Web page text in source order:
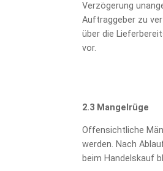
Verzögerung
Auftraggeber zu
über die
vor.
2.3 Mangelrüge
Offensichtliche
werden. Nach
beim Handelskauf